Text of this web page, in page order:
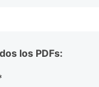
los PDFs: